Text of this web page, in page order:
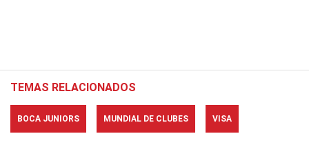
TEMAS RELACIONADOS
BOCA JUNIORS MUNDIAL DE CLUBES VISA